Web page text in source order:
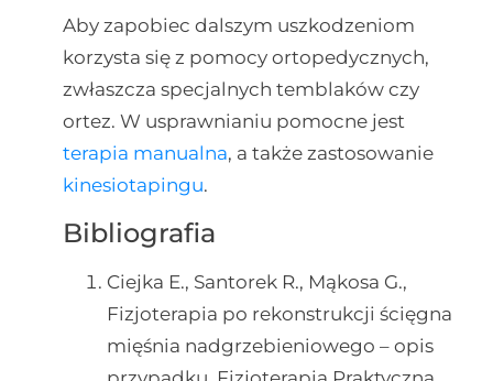
Aby zapobiec dalszym uszkodzeniom
korzysta się z pomocy ortopedycznych,
zwłaszcza specjalnych temblaków czy
ortez. W usprawnianiu pomocne jest
terapia manualna, a także zastosowanie
kinesiotapingu.
Bibliografia
Ciejka E., Santorek R., Mąkosa G.,
Fizjoterapia po rekonstrukcji ścięgna
mięśnia nadgrzebieniowego – opis